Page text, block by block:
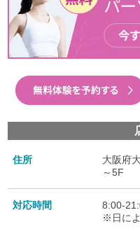
住所
大阪府
～5F
対応時間
8:00-
※日に